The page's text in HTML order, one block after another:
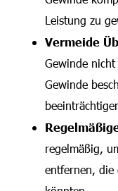
Leistung zu
Vermeide
Gewinde
Gewinde
regelmäßig,
entfernen, die